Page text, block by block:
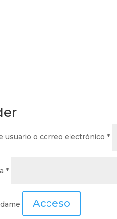
usuario o correo electrónico*
*
Acceso